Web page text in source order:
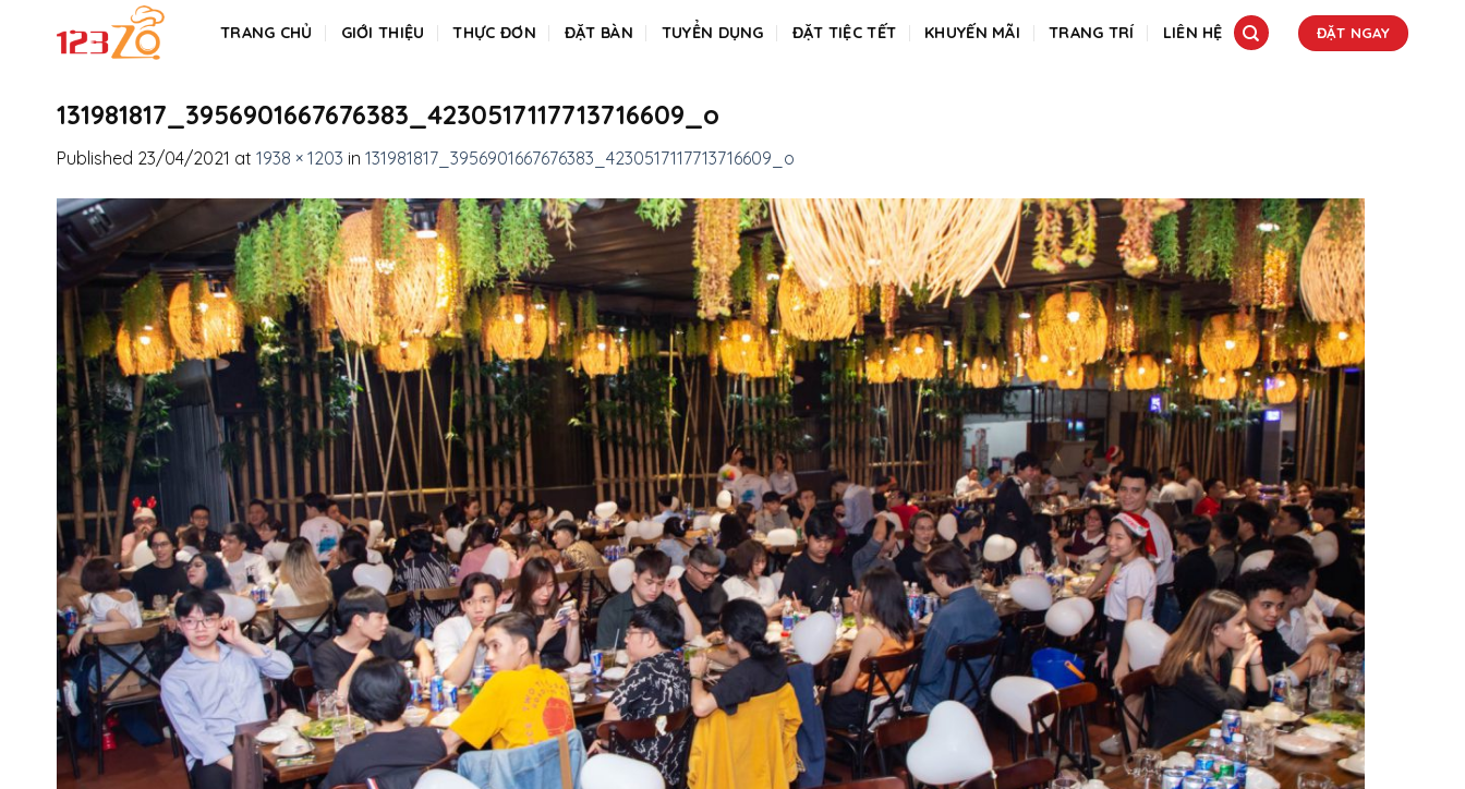
TRANG CHỦ GIỚI THIỆU THỰC ĐƠN ĐẶT BÀN TUYỂN DỤNG ĐẶT TIỆC TẾT KHUYẾN MÃI TRANG TRÍ LIÊN HỆ ĐẶT NGAY
131981817_3956901667676383_4230517117713716609_o
Published 23/04/2021 at 1938 × 1203 in 131981817_3956901667676383_4230517117713716609_o